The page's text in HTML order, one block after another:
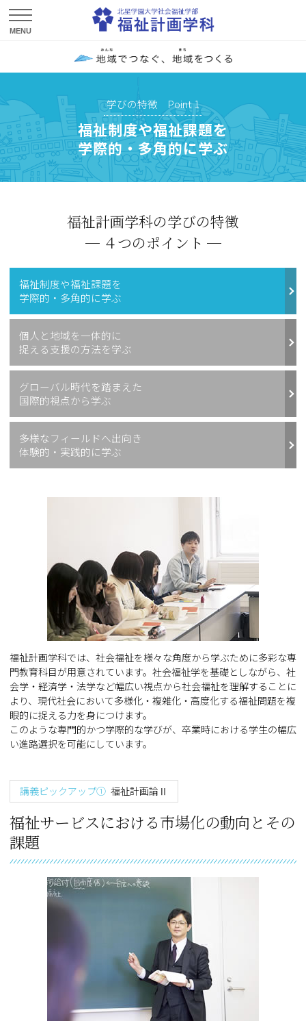
学びの特徴 Point 1
福祉制度や福祉課題を
学際的・多角的に学ぶ
福祉計画学科の学びの特徴
４つのポイント
福祉制度や福祉課題を
学際的・多角的に学ぶ
個人と地域を一体的に
捉える支援の方法を学ぶ
グローバル時代を踏まえた
国際的視点から学ぶ
多様なフィールドへ出向き
体験的・実践的に学ぶ
福祉計画学科では、社会福祉を様々な角度から学ぶために多彩な専
門教育科目が用意されています。社会福祉学を基礎としながら、社
会学・経済学・法学など幅広い視点から社会福祉を理解することに
より、現代社会において多様化・複雑化・高度化する福祉問題を複
眼的に捉える力を身につけます。
このような専門的かつ学際的な学びが、卒業時における学生の幅広
い進路選択を可能にしています。
講義ピックアップ① 福祉計画論Ⅱ
福祉サービスにおける市場化の動向とその
課題